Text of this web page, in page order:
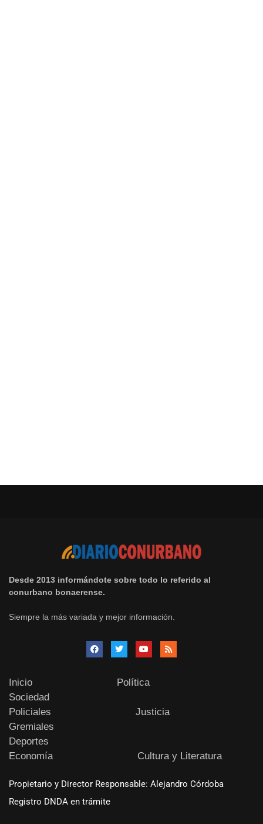
Desde 2013 informándote sobre todo lo referido al
conurbano bonaerense.
Siempre la más variada y mejor información.
Inicio
Política
Sociedad
Policiales
Justicia
Gremiales
Deportes
Economía
Cultura y Literatura
Propietario y Director Responsable: Alejandro Córdoba
Registro DNDA en trámite